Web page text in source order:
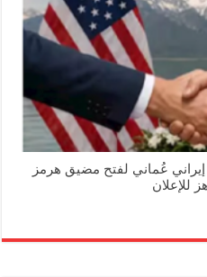
إيراني عُماني لفتح مضيق هرمز